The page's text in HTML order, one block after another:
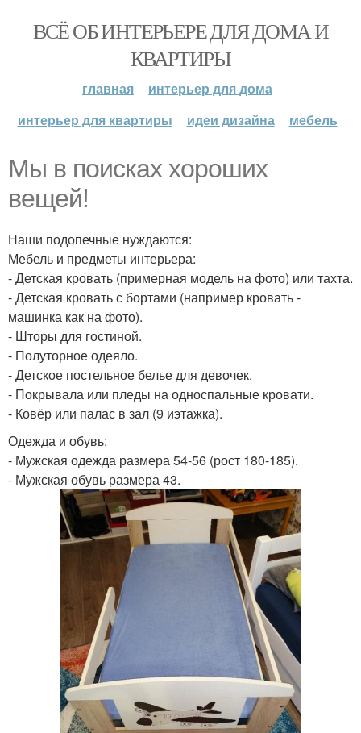
ВСЁ ОБ ИНТЕРЬЕРЕ ДЛЯ ДОМА И
КВАРТИРЫ
главная
интерьер для дома
интерьер для квартиры
идеи дизайна мебель
Мы в поисках хороших
вещей!
Наши подопечные нуждаются:
Мебель и предметы интерьера:
- Детская кровать (примерная модель на фото) или тахта.
- Детская кровать с бортами (например кровать -
машинка как на фото).
- Шторы для гостиной.
- Полуторное одеяло.
- Детское постельное белье для девочек.
- Покрывала или пледы на односпальные кровати.
- Ковёр или палас в зал (9 иэтажка).
Одежда и обувь:
- Мужская одежда размера 54-56 (рост 180-185).
- Мужская обувь размера 43.